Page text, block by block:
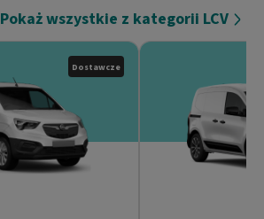
Pokaż wszystkie z kategorii LCV
Dostawcze